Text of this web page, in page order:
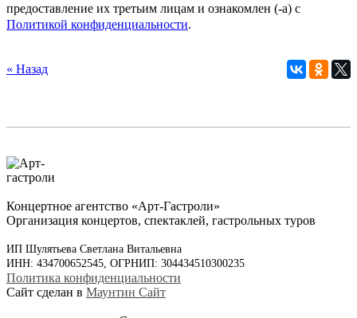
предоставление их третьим лицам и ознакомлен (-а) c
Политикой конфиденциальности.
« Назад
Концертное агентство «Арт-Гастроли»
Организация концертов, спектаклей, гастрольных туров
ИП Шулятьева Светлана Витальевна
ИНН: 434700652545, ОГРНИП: 304434510300235
Политика конфиденциальности
Сайт сделан в Маунтин Сайт